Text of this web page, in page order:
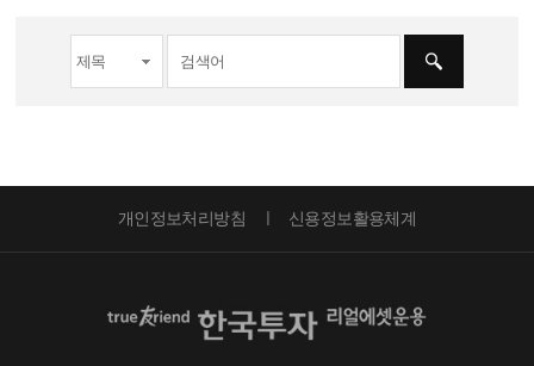
개인정보처리방침 신용정보활용체계